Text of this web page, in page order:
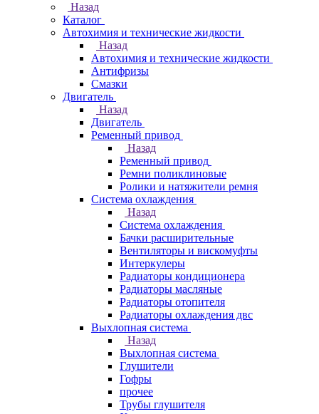
Назад
Каталог
Автохимия и технические жидкости
Назад
Автохимия и технические жидкости
Антифризы
Смазки
Двигатель
Назад
Двигатель
Ременный привод
Назад
Ременный привод
Ремни поликлиновые
Ролики и натяжители ремня
Система охлаждения
Назад
Система охлаждения
Бачки расширительные
Вентиляторы и вискомуфты
Интеркулеры
Радиаторы кондиционера
Радиаторы масляные
Радиаторы отопителя
Радиаторы охлаждения двс
Выхлопная система
Назад
Выхлопная система
Глушители
Гофры
прочее
Трубы глушителя